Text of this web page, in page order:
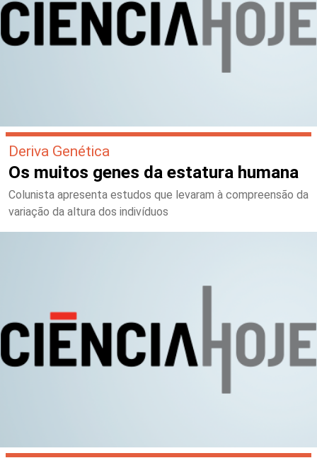
Deriva Genética
Os muitos genes da estatura humana
Colunista apresenta estudos que levaram à compreensão da
variação da altura dos indivíduos